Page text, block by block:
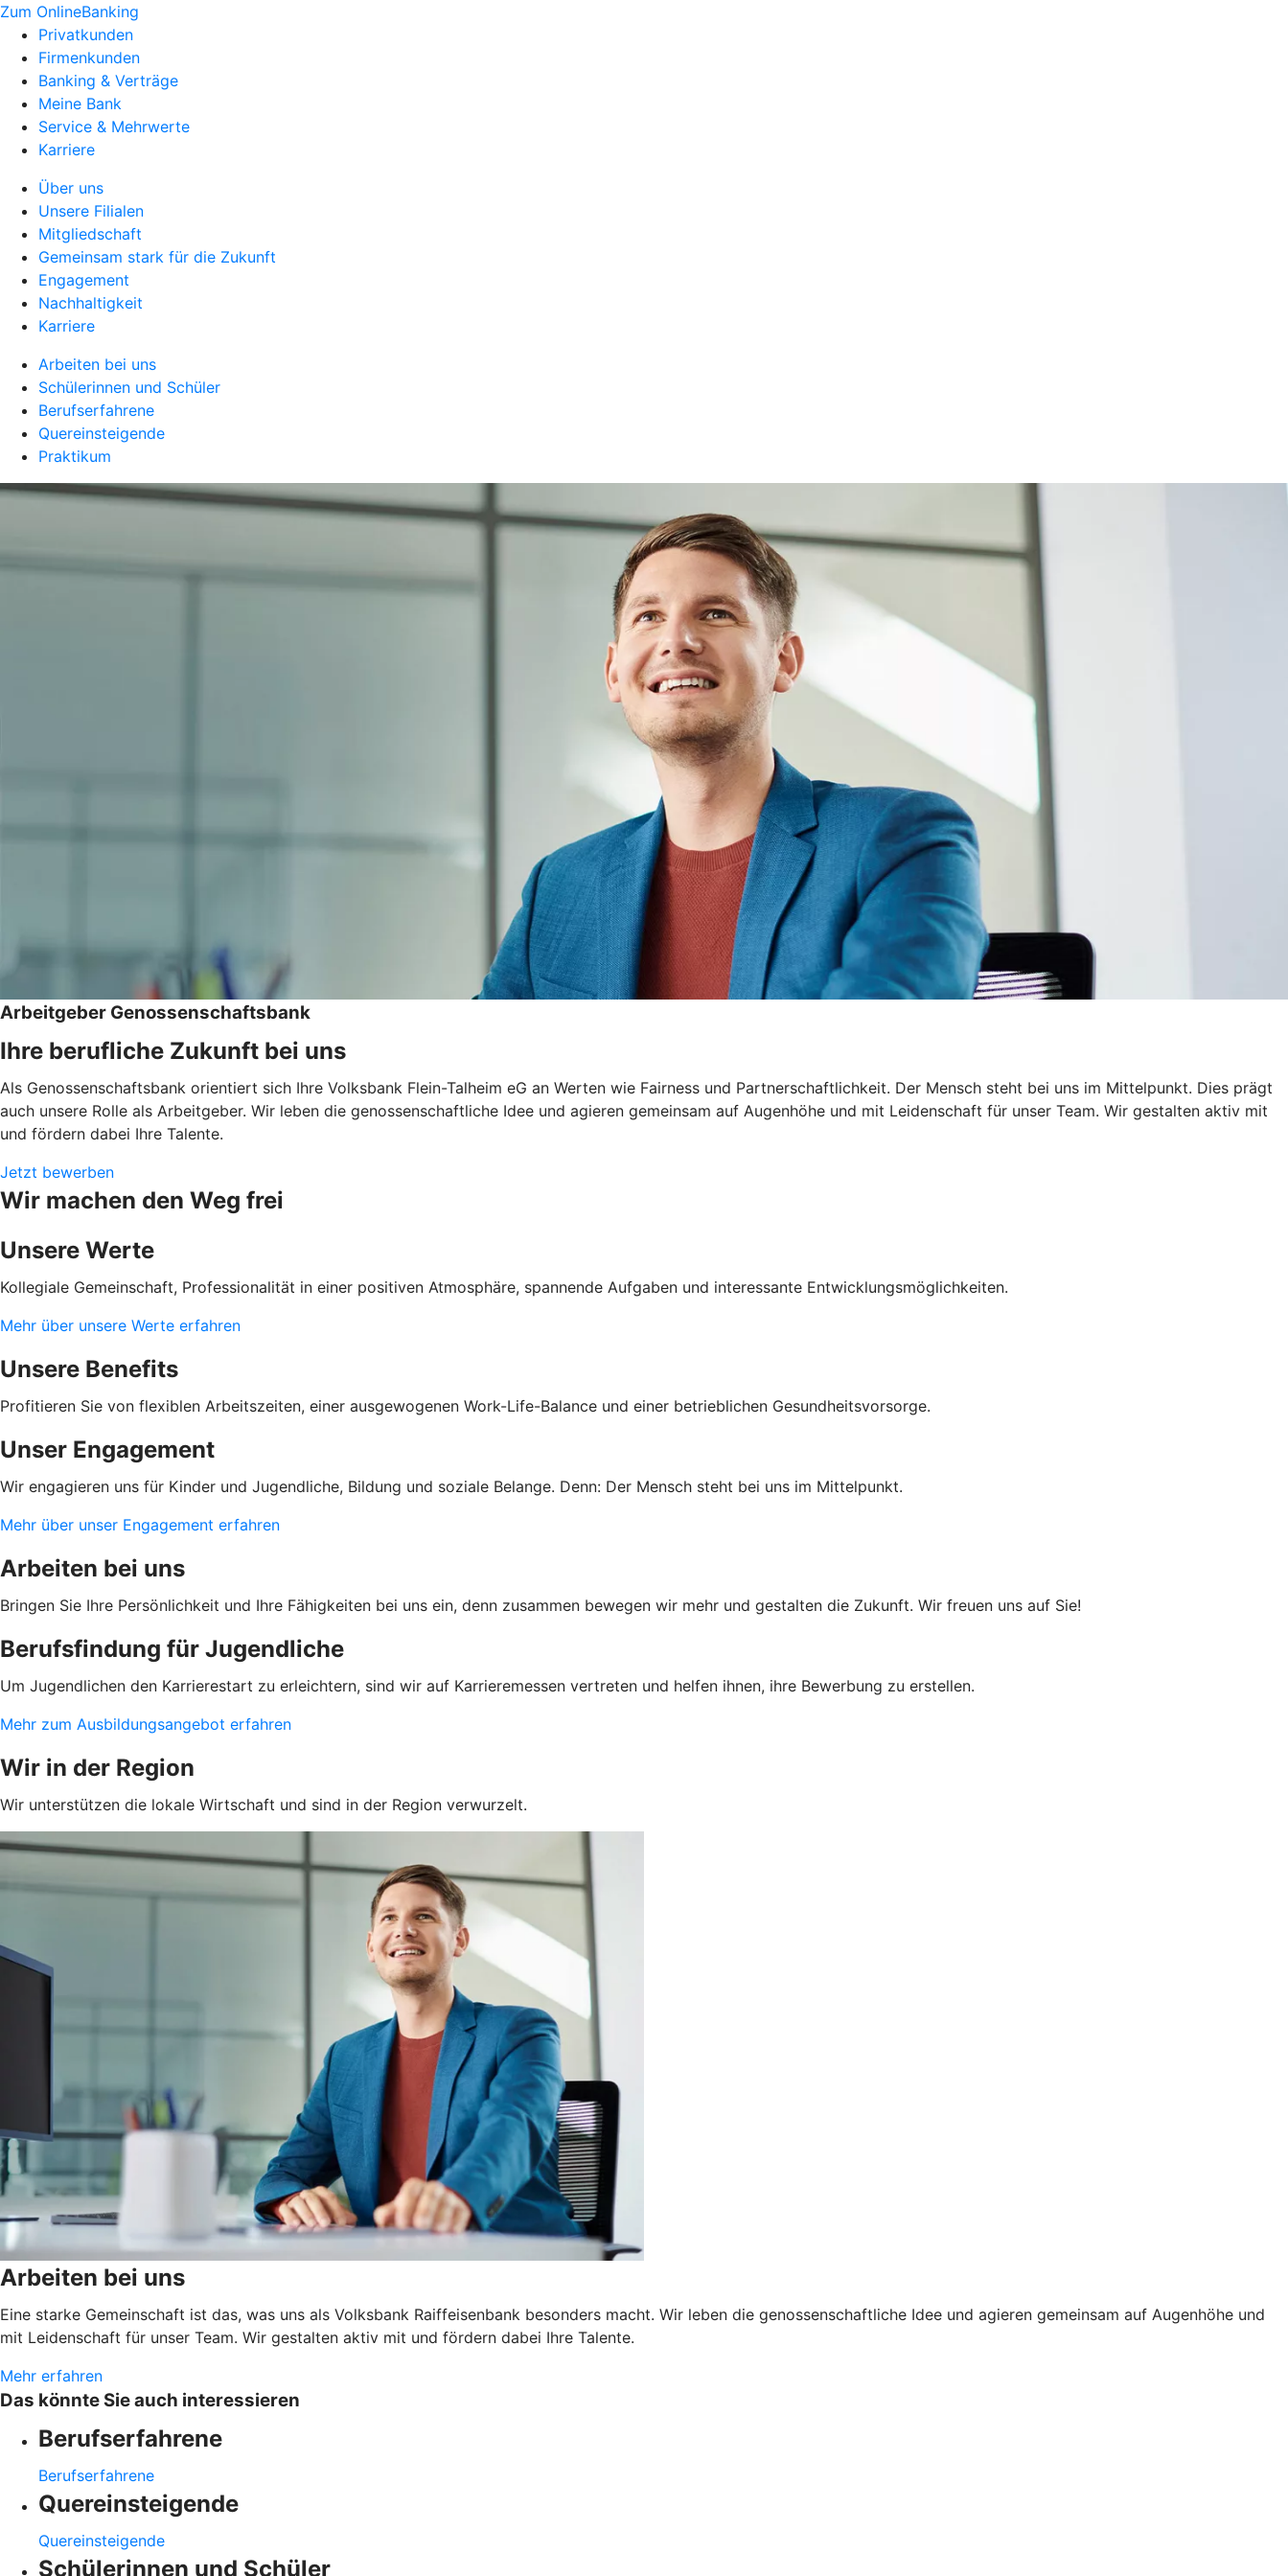
Zum OnlineBanking
Privatkunden
Firmenkunden
Banking & Verträge
Meine Bank
Service & Mehrwerte
Karriere
Über uns
Unsere Filialen
Mitgliedschaft
Gemeinsam stark für die Zukunft
Engagement
Nachhaltigkeit
Karriere
Arbeiten bei uns
Schülerinnen und Schüler
Berufserfahrene
Quereinsteigende
Praktikum
Arbeitgeber Genossenschaftsbank
Ihre berufliche Zukunft bei uns
Als Genossenschaftsbank orientiert sich Ihre Volksbank Flein-Talheim eG an Werten wie Fairness und Partnerschaftlichkeit. Der Mensch steht bei uns im Mittelpunkt. Dies prägt
auch unsere Rolle als Arbeitgeber. Wir leben die genossenschaftliche Idee und agieren gemeinsam auf Augenhöhe und mit Leidenschaft für unser Team. Wir gestalten aktiv mit
und fördern dabei Ihre Talente.
Jetzt bewerben
Wir machen den Weg frei
Unsere Werte
Kollegiale Gemeinschaft, Professionalität in einer positiven Atmosphäre, spannende Aufgaben und interessante Entwicklungsmöglichkeiten.
Mehr über unsere Werte erfahren
Unsere Benefits
Profitieren Sie von flexiblen Arbeitszeiten, einer ausgewogenen Work-Life-Balance und einer betrieblichen Gesundheitsvorsorge.
Unser Engagement
Wir engagieren uns für Kinder und Jugendliche, Bildung und soziale Belange. Denn: Der Mensch steht bei uns im Mittelpunkt.
Mehr über unser Engagement erfahren
Arbeiten bei uns
Bringen Sie Ihre Persönlichkeit und Ihre Fähigkeiten bei uns ein, denn zusammen bewegen wir mehr und gestalten die Zukunft. Wir freuen uns auf Sie!
Berufsfindung für Jugendliche
Um Jugendlichen den Karrierestart zu erleichtern, sind wir auf Karrieremessen vertreten und helfen ihnen, ihre Bewerbung zu erstellen.
Mehr zum Ausbildungsangebot erfahren
Wir in der Region
Wir unterstützen die lokale Wirtschaft und sind in der Region verwurzelt.
Arbeiten bei uns
Eine starke Gemeinschaft ist das, was uns als Volksbank Raiffeisenbank besonders macht. Wir leben die genossenschaftliche Idee und agieren gemeinsam auf Augenhöhe und
mit Leidenschaft für unser Team. Wir gestalten aktiv mit und fördern dabei Ihre Talente.
Mehr erfahren
Das könnte Sie auch interessieren
Berufserfahrene
Berufserfahrene
Quereinsteigende
Quereinsteigende
Schülerinnen und Schüler